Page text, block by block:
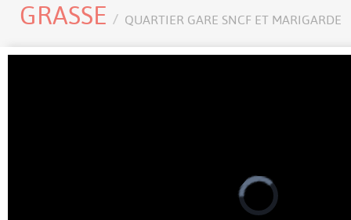
GRASSE QUARTIER GARE SNCF ET MARIGARDE